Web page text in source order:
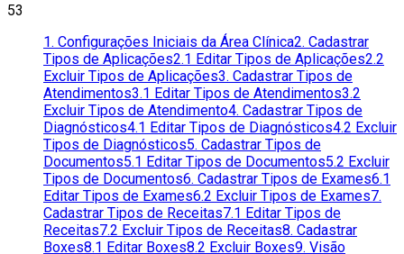
53
1. Configurações Iniciais da Área Clínica2. Cadastrar
Tipos de Aplicações2.1 Editar Tipos de Aplicações2.2
Excluir Tipos de Aplicações3. Cadastrar Tipos de
Atendimentos3.1 Editar Tipos de Atendimentos3.2
Excluir Tipos de Atendimento4. Cadastrar Tipos de
Diagnósticos4.1 Editar Tipos de Diagnósticos4.2 Excluir
Tipos de Diagnósticos5. Cadastrar Tipos de
Documentos5.1 Editar Tipos de Documentos5.2 Excluir
Tipos de Documentos6. Cadastrar Tipos de Exames6.1
Editar Tipos de Exames6.2 Excluir Tipos de Exames7.
Cadastrar Tipos de Receitas7.1 Editar Tipos de
Receitas7.2 Excluir Tipos de Receitas8. Cadastrar
Boxes8.1 Editar Boxes8.2 Excluir Boxes9. Visão